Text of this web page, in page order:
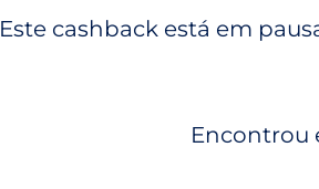
Este cashback está em
Encontrou